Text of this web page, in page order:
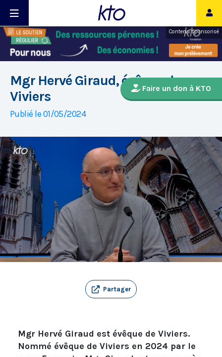
Contenu sponsorisé
Faire un don à KTO
Mgr Hervé Giraud, évêque de
Viviers
Publié le 01/05/2024
Partager
Mgr Hervé Giraud est évêque de Viviers.
Nommé évêque de Viviers en 2024 par le